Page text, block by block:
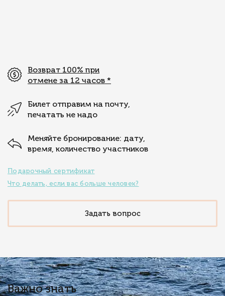
Возврат 100% при
отмене за 12 часов *
Билет отправим на почту,
печатать не надо
Меняйте бронирование: дату,
время, количество участников
Подарочный сертификат
Что делать, если вас больше человек?
Задать вопрос
Важно знать